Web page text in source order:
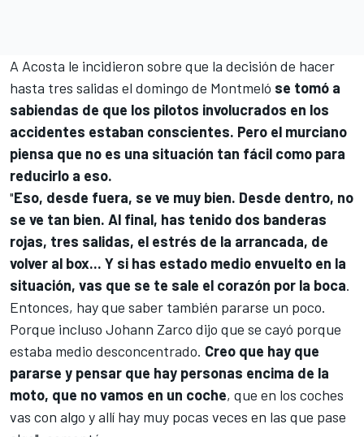
A Acosta le incidieron sobre que la decisión de hacer
hasta tres salidas el domingo de Montmeló se tomó a
sabiendas de que los pilotos involucrados en los
accidentes estaban conscientes. Pero el murciano
piensa que no es una situación tan fácil como para
reducirlo a eso.
"Eso, desde fuera, se ve muy bien. Desde dentro, no
se ve tan bien. Al final, has tenido dos banderas
rojas, tres salidas, el estrés de la arrancada, de
volver al box... Y si has estado medio envuelto en la
situación, vas que se te sale el corazón por la boca.
Entonces, hay que saber también pararse un poco.
Porque incluso Johann Zarco dijo que se cayó porque
estaba medio desconcentrado. Creo que hay que
pararse y pensar que hay personas encima de la
moto, que no vamos en un coche, que en los coches
vas con algo y allí hay muy pocas veces en las que pase